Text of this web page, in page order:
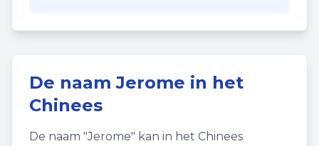
De naamJerome in het
Chinees
De naam "Jerome" kan in het Chinees